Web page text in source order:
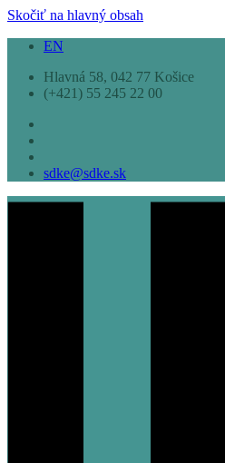
Skočiť na hlavný obsah
EN
Hlavná 58, 042 77 Košice
(+421) 55 245 22 00
sdke@sdke.sk